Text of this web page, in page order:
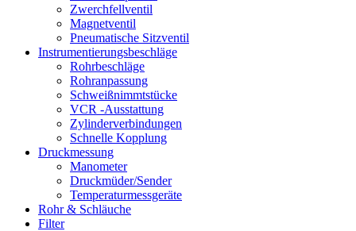
Zwerchfellventil
Magnetventil
Pneumatische Sitzventil
Instrumentierungsbeschläge
Rohrbeschläge
Rohranpassung
Schweißnimmtstücke
VCR -Ausstattung
Zylinderverbindungen
Schnelle Kopplung
Druckmessung
Manometer
Druckmüder/Sender
Temperaturmessgeräte
Rohr & Schläuche
Filter